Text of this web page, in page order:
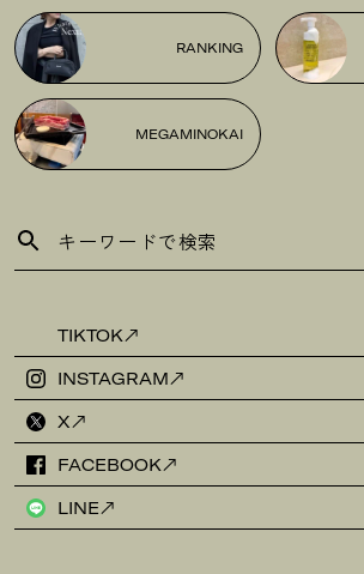
RANKING
MEGAMINOKAI
TIKTOK
INSTAGRAM
X
FACEBOOK
LINE